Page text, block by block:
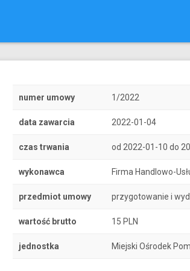
numer umowy 1/2022
data zawarcia 2022-01-04
czas trwania od 2022-01-10 do
wykonawca Firma Handlowo-
przedmiot umowy przygotowanie i
wartość brutto 15 PLN
jednostka Miejski Ośrodek